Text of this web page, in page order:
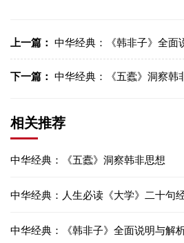
上一篇： 中华经典：《韩非子》全面
下一篇： 中华经典：《五蠹》洞察韩
相关推荐
中华经典：《五蠹》洞察韩非思想
中华经典：人生必读《大学》二十句
中华经典：《韩非子》全面说明与解